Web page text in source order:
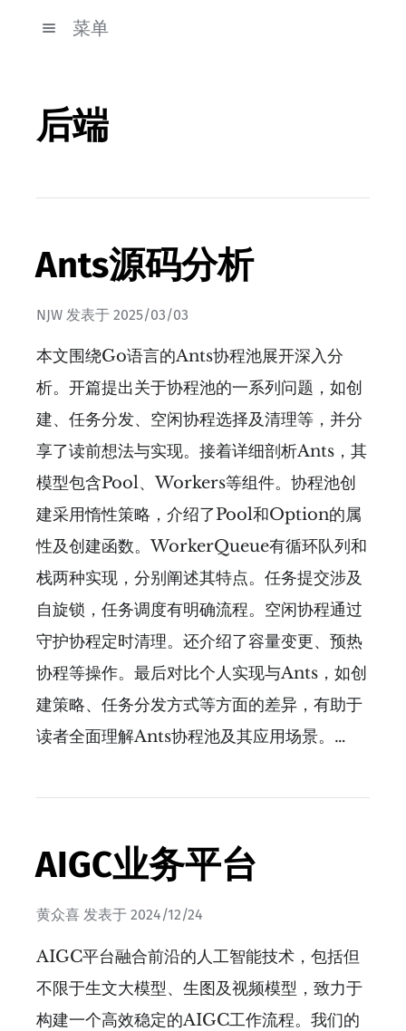
菜单
后端
Ants源码分析
NJW 发表于 2025/03/03
本文围绕Go语言的Ants协程池展开深入分
析。开篇提出关于协程池的一系列问题，如创
建、任务分发、空闲协程选择及清理等，并分
享了读前想法与实现。接着详细剖析Ants，其
模型包含Pool、Workers等组件。协程池创
建采用惰性策略，介绍了Pool和Option的属
性及创建函数。WorkerQueue有循环队列和
栈两种实现，分别阐述其特点。任务提交涉及
自旋锁，任务调度有明确流程。空闲协程通过
守护协程定时清理。还介绍了容量变更、预热
协程等操作。最后对比个人实现与Ants，如创
建策略、任务分发方式等方面的差异，有助于
读者全面理解Ants协程池及其应用场景。…
AIGC业务平台
黄众喜 发表于 2024/12/24
AIGC平台融合前沿的人工智能技术，包括但
不限于生文大模型、生图及视频模型，致力于
构建一个高效稳定的AIGC工作流程。我们的